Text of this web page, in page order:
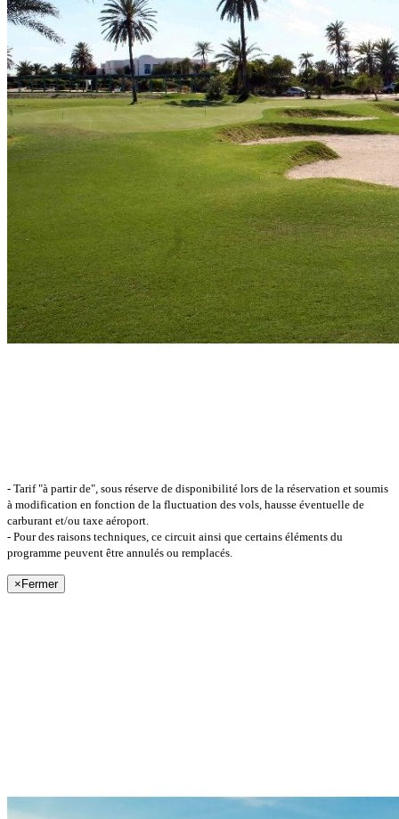
- Tarif "à partir de", sous réserve de disponibilité lors de la réservation et soumis
à modification en fonction de la fluctuation des vols, hausse éventuelle de
carburant et/ou taxe aéroport.
- Pour des raisons techniques, ce circuit ainsi que certains éléments du
programme peuvent être annulés ou remplacés.
×Fermer